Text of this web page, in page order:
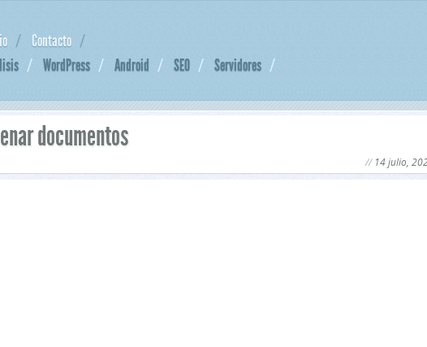
Contacto
WordPress Android SEO Servidores
documentos
14 julio,